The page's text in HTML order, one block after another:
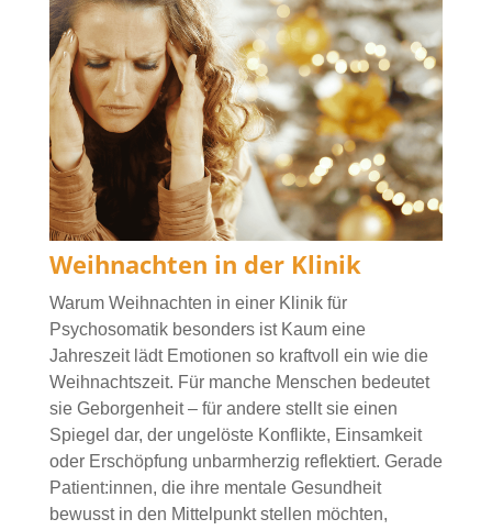
Weihnachten in der Klinik
Warum Weihnachten in einer Klinik für
Psychosomatik besonders ist Kaum eine
Jahreszeit lädt Emotionen so kraftvoll ein wie die
Weihnachtszeit. Für manche Menschen bedeutet
sie Geborgenheit – für andere stellt sie einen
Spiegel dar, der ungelöste Konflikte, Einsamkeit
oder Erschöpfung unbarmherzig reflektiert. Gerade
Patient:innen, die ihre mentale Gesundheit
bewusst in den Mittelpunkt stellen möchten,